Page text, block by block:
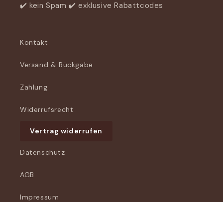
✔️ kein Spam ✔️ exklusive Rabattcodes
Kontakt
Versand & Rückgabe
Zahlung
Widerrufsrecht
Vertrag widerrufen
Datenschutz
AGB
Impressum